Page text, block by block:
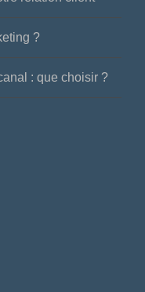
?
: que choisir ?